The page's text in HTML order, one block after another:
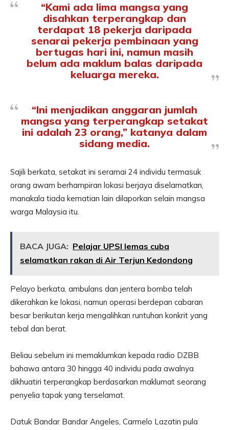
“Kami ada lima mangsa yang
disahkan terperangkap dan
terdapat 18 pekerja daripada
senarai pekerja pembinaan yang
bertugas hari ini, namun masih
belum ada maklum balas daripada
keluarga mereka.
“Ini menjadikan anggaran jumlah
mangsa yang terperangkap setakat
ini adalah 23 orang,” katanya dalam
sidang media.
Sajili berkata, setakat ini seramai 24 individu termasuk
orang awam berhampiran lokasi berjaya diselamatkan,
manakala tiada kematian lain dilaporkan selain mangsa
warga Malaysia itu.
BACA JUGA: Pelajar UPSI lemas cuba
selamatkan rakan di Air Terjun Kedondong
Pelayo berkata, ambulans dan jentera bomba telah
dikerahkan ke lokasi, namun operasi berdepan cabaran
besar berikutan kerja mengalihkan runtuhan konkrit yang
tebal dan berat.
Beliau sebelum ini memaklumkan kepada radio DZBB
bahawa antara 30 hingga 40 individu pada awalnya
dikhuatiri terperangkap berdasarkan maklumat seorang
penyelia tapak yang terselamat.
Datuk Bandar Bandar Angeles, Carmelo Lazatin pula